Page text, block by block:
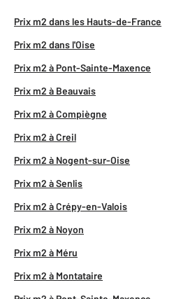
Prix m2 dans les Hauts-de-France
Prix m2 dans l'Oise
Prix m2 à Pont-Sainte-Maxence
Prix m2 à Beauvais
Prix m2 à Compiègne
Prix m2 à Creil
Prix m2 à Nogent-sur-Oise
Prix m2 à Senlis
Prix m2 à Crépy-en-Valois
Prix m2 à Noyon
Prix m2 à Méru
Prix m2 à Montataire